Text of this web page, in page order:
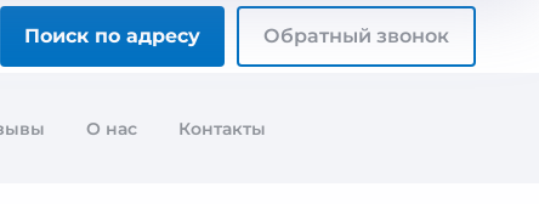
Поиск по адресу Обратный звонок
О нас Контакты